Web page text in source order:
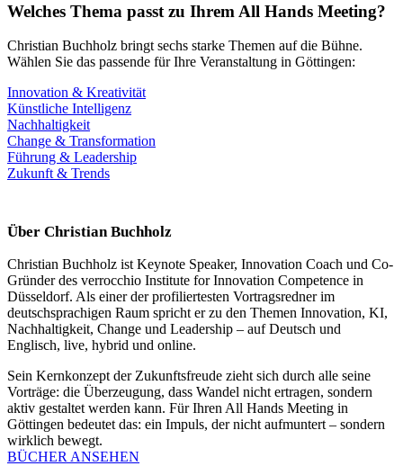
Welches Thema passt zu Ihrem All Hands Meeting?
Christian Buchholz bringt sechs starke Themen auf die Bühne.
Wählen Sie das passende für Ihre Veranstaltung in Göttingen:
Innovation & Kreativität
Künstliche Intelligenz
Nachhaltigkeit
Change & Transformation
Führung & Leadership
Zukunft & Trends
Über Christian Buchholz
Christian Buchholz ist Keynote Speaker, Innovation Coach und Co-
Gründer des verrocchio Institute for Innovation Competence in
Düsseldorf. Als einer der profiliertesten Vortragsredner im
deutschsprachigen Raum spricht er zu den Themen Innovation, KI,
Nachhaltigkeit, Change und Leadership – auf Deutsch und
Englisch, live, hybrid und online.
Sein Kernkonzept der Zukunftsfreude zieht sich durch alle seine
Vorträge: die Überzeugung, dass Wandel nicht ertragen, sondern
aktiv gestaltet werden kann. Für Ihren All Hands Meeting in
Göttingen bedeutet das: ein Impuls, der nicht aufmuntert – sondern
wirklich bewegt.
BÜCHER ANSEHEN